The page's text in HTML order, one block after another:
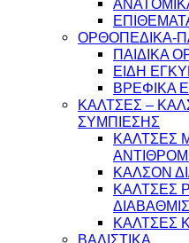
ΟΡΘΟΠΕΔΙΚΑ-
ΠΑΙΔΙΚΑ
ΕΙΔΗ
ΒΡΕΦΙΚΑ
ΚΑΛΤΣΕΣ –
ΣΥΜΠΙΕΣΗΣ
ΚΑΛΤΣΕΣ
ΚΑΛΣΟΝ
ΚΑΛΤΣΕΣ
ΚΑΛΤΣΕΣ
ΒΑΔΙΣΤΙΚΑ